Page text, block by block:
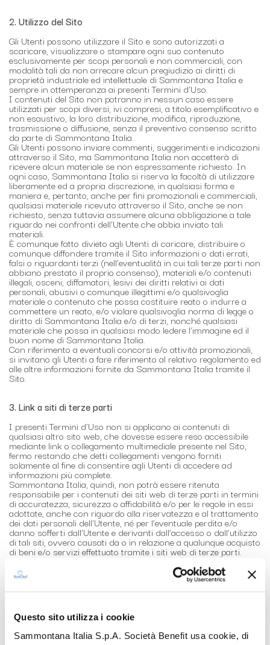
Questo sito utilizza i cookie
Sammontana Italia S.p.A. Società Benefit usa cookie, di
2. Utilizzo del Sito
Gli Utenti possono utilizzare il Sito e sono autorizzati a
scaricare, visualizzare o stampare ogni suo contenuto
esclusivamente per scopi personali e non commerciali, con
modalità tali da non arrecare alcun pregiudizio ai diritti di
proprietà industriale ed intellettuale di Sammontana Italia e
sempre in ottemperanza ai presenti Termini d’Uso.
I contenuti del Sito non potranno in nessun caso essere
utilizzati per scopi diversi, ivi compresi, a titolo esemplificativo e
non esaustivo, la loro distribuzione, modifica, riproduzione,
trasmissione o diffusione, senza il preventivo consenso scritto
da parte di Sammontana Italia.
Gli Utenti possono inviare commenti, suggerimenti e indicazioni
attraverso il Sito, ma Sammontana Italia non accetterà di
ricevere alcun materiale se non espressamente richiesto. In
ogni caso, Sammontana Italia si riserva la facoltà di utilizzare
liberamente ed a propria discrezione, in qualsiasi forma e
maniera e, pertanto, anche per fini promozionali e commerciali,
qualsiasi materiale ricevuto attraverso il Sito, anche se non
richiesto, senza tuttavia assumere alcuna obbligazione a tale
riguardo nei confronti dell’Utente che abbia inviato tali
materiali.
È comunque fatto divieto agli Utenti di caricare, distribuire o
comunque diffondere tramite il Sito informazioni o dati errati,
falsi o riguardanti terzi (nell’eventualità in cui tali terze parti non
abbiano prestato il proprio consenso), materiali e/o contenuti
illegali, osceni, diffamatori, lesivi dei diritti relativi ai dati
personali, abusivi o comunque illegittimi e/o qualsivoglia
materiale o contenuto che possa costituire reato o indurre a
commettere un reato, e/o violare qualsivoglia norma di legge o
diritto di Sammontana Italia e/o di terzi, nonché qualsiasi
materiale che possa in qualsiasi modo ledere l’immagine ed il
buon nome di Sammontana Italia.
Con riferimento a eventuali concorsi e/o attività promozionali,
si invitano gli Utenti a fare riferimento al relativo regolamento ed
alle altre informazioni fornite da Sammontana Italia tramite il
Sito.
3. Link a siti di terze parti
I presenti Termini d’Uso non si applicano ai contenuti di
qualsiasi altro sito web, che dovesse essere reso accessibile
mediante link o collegamento multimediale presente nel Sito,
fermo restando che detti collegamenti vengono forniti
solamente al fine di consentire agli Utenti di accedere ad
informazioni più complete.
Sammontana Italia, quindi, non potrà essere ritenuta
responsabile per i contenuti dei siti web di terze parti in termini
di accuratezza, sicurezza o affidabilità e/o per le regole in essi
adottate, anche con riguardo alla riservatezza e al trattamento
dei dati personali dell’Utente, né per l’eventuale perdita e/o
danno sofferti dall’Utente e derivanti dall’accesso o dall’utilizzo
di tali siti, ovvero causati da o in relazione a qualunque acquisto
di beni e/o servizi effettuato tramite i siti web di terze parti.
Gli Utenti non sono autorizzati a creare link e collegamenti al
Sito senza il preventivo consenso scritto da parte di
Sammontana Italia.
stato in cui essi si trovano, così come vengono resi disponibili e